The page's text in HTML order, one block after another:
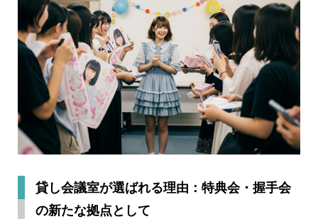
貸し会議室が選ばれる理由：特典会・握手会
の新たな拠点として